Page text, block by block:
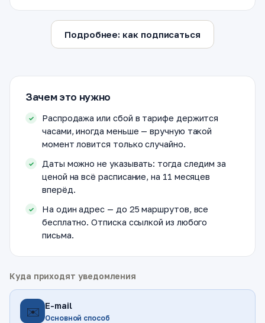
Подробнее: как подписаться
Зачем это нужно
Распродажа или сбой в тарифе держится
часами, иногда меньше — вручную такой
момент ловится только случайно.
Даты можно не указывать: тогда следим за
ценой на всё расписание, на 11 месяцев
вперёд.
На один адрес — до 25 маршрутов, все
бесплатно. Отписка ссылкой из любого
письма.
Куда приходят уведомления
✉️ E-mail
Основной способ